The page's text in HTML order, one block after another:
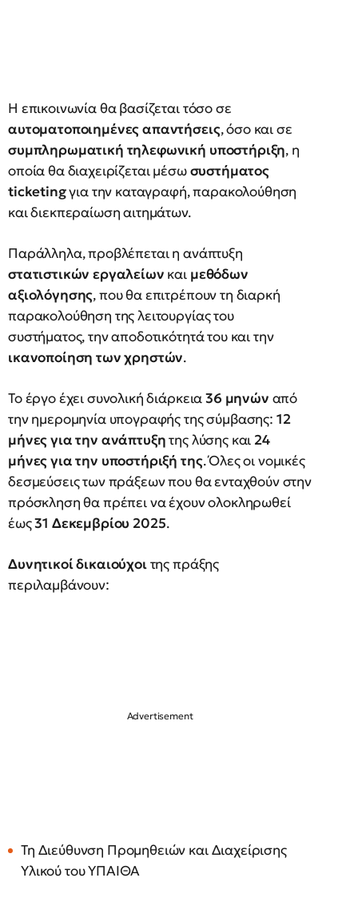
Η επικοινωνία θα βασίζεται τόσο σε
αυτοματοποιημένες απαντήσεις, όσο και σε
συμπληρωματική τηλεφωνική υποστήριξη, η
οποία θα διαχειρίζεται μέσωσυστήματος
ticketingγια την καταγραφή, παρακολούθηση
και διεκπεραίωση αιτημάτων.
Παράλληλα, προβλέπεται η ανάπτυξη
στατιστικών εργαλείων και μεθόδων
αξιολόγησης, που θα επιτρέπουν τη διαρκή
παρακολούθηση της λειτουργίας του
συστήματος, την αποδοτικότητά του και την
ικανοποίηση των χρηστών.
Το έργο έχει συνολική διάρκεια36 μηνών από
την ημερομηνία υπογραφής της σύμβασης: 12
μήνες για την ανάπτυξητης λύσης και 24
μήνες για την υποστήριξή της. Όλες οι νομικές
δεσμεύσεις των πράξεων που θα ενταχθούν στην
πρόσκληση θα πρέπει να έχουν ολοκληρωθεί
έως31 Δεκεμβρίου 2025.
Δυνητικοί δικαιούχοιτης πράξης
περιλαμβάνουν:
Τη Διεύθυνση Προμηθειών και Διαχείρισης
Υλικού του ΥΠΑΙΘΑ